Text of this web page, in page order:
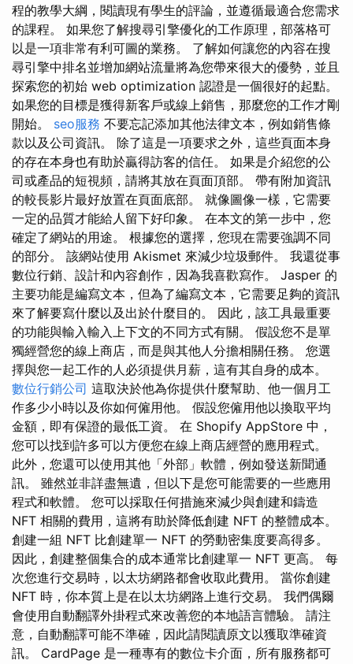
程的教學大綱，閱讀現有學生的評論，並遵循最適合您需求
的課程。 如果您了解搜尋引擎優化的工作原理，部落格可
以是一項非常有利可圖的業務。 了解如何讓您的內容在搜
尋引擎中排名並增加網站流量將為您帶來很大的優勢，並且
探索您的初始 web optimization 認證是一個很好的起點。
如果您的目標是獲得新客戶或線上銷售，那麼您的工作才剛
開始。 seo服務 不要忘記添加其他法律文本，例如銷售條
款以及公司資訊。 除了這是一項要求之外，這些頁面本身
的存在本身也有助於贏得訪客的信任。 如果是介紹您的公
司或產品的短視頻，請將其放在頁面頂部。 帶有附加資訊
的較長影片最好放置在頁面底部。 就像圖像一樣，它需要
一定的品質才能給人留下好印象。 在本文的第一步中，您
確定了網站的用途。 根據您的選擇，您現在需要強調不同
的部分。 該網站使用 Akismet 來減少垃圾郵件。 我還從事
數位行銷、設計和內容創作，因為我喜歡寫作。 Jasper 的
主要功能是編寫文本，但為了編寫文本，它需要足夠的資訊
來了解要寫什麼以及出於什麼目的。 因此，該工具最重要
的功能與輸入輸入上下文的不同方式有關。 假設您不是單
獨經營您的線上商店，而是與其他人分擔相關任務。 您選
擇與您一起工作的人必須提供月薪，這有其自身的成本。
數位行銷公司 這取決於他為你提供什麼幫助、他一個月工
作多少小時以及你如何僱用他。 假設您僱用他以換取平均
金額，即有保證的最低工資。 在 Shopify AppStore 中，
您可以找到許多可以方便您在線上商店經營的應用程式。
此外，您還可以使用其他「外部」軟體，例如發送新聞通
訊。 雖然並非詳盡無遺，但以下是您可能需要的一些應用
程式和軟體。 您可以採取任何措施來減少與創建和鑄造
NFT 相關的費用，這將有助於降低創建 NFT 的整體成本。
創建一組 NFT 比創建單一 NFT 的勞動密集度要高得多。
因此，創建整個集合的成本通常比創建單一 NFT 更高。 每
次您進行交易時，以太坊網路都會收取此費用。 當你創建
NFT 時，你本質上是在以太坊網路上進行交易。 我們偶爾
會使用自動翻譯外掛程式來改善您的本地語言體驗。 請注
意，自動翻譯可能不準確，因此請閱讀原文以獲取準確資
訊。 CardPage 是一種專有的數位卡介面，所有服務都可